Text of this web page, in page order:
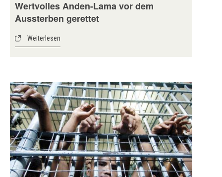
Wertvolles Anden-Lama vor dem
Aussterben gerettet
Weiterlesen